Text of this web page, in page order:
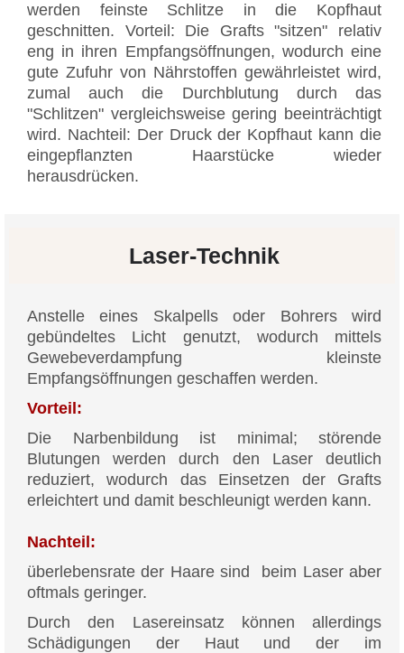
werden feinste Schlitze in die Kopfhaut
geschnitten. Vorteil: Die Grafts "sitzen" relativ
eng in ihren Empfangsöffnungen, wodurch eine
gute Zufuhr von Nährstoffen gewährleistet wird,
zumal auch die Durchblutung durch das
"Schlitzen" vergleichsweise gering beeinträchtigt
wird. Nachteil: Der Druck der Kopfhaut kann die
eingepflanzten Haarstücke wieder
herausdrücken.
Laser-Technik
Anstelle eines Skalpells oder Bohrers wird
gebündeltes Licht genutzt, wodurch mittels
Gewebeverdampfung kleinste
Empfangsöffnungen geschaffen werden.
Vorteil:
Die Narbenbildung ist minimal; störende
Blutungen werden durch den Laser deutlich
reduziert, wodurch das Einsetzen der Grafts
erleichtert und damit beschleunigt werden kann.
Nachteil:
überlebensrate der Haare sind beim Laser aber
oftmals geringer.
Durch den Lasereinsatz können allerdings
Schädigungen der Haut und der im